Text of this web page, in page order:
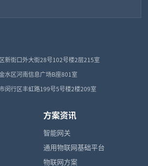
新街口外大街28号102号楼2层215室
水区河南信息广场B座801室
闵行区丰虹路199号5号楼2楼209室
方案资讯
智能网关
通用物联网基础平台
物联网方案